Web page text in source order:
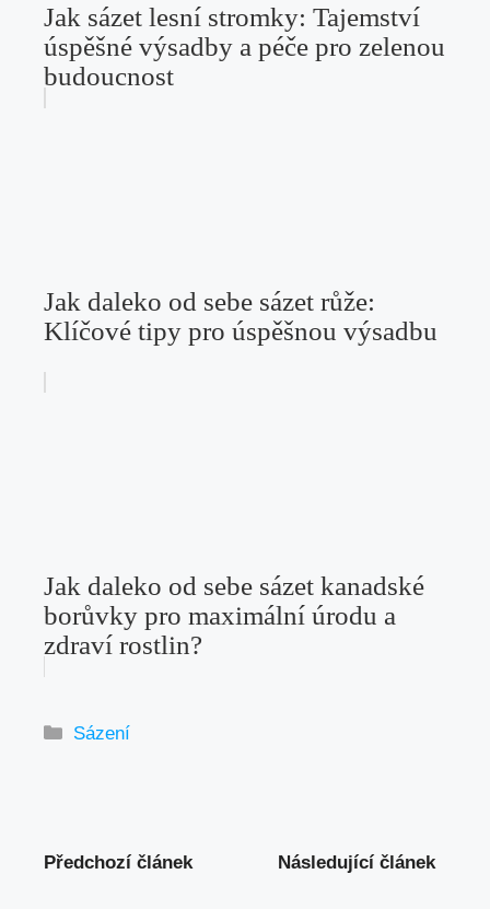
Jak sázet lesní stromky: Tajemství
úspěšné výsadby a péče pro zelenou
budoucnost
Jak daleko od sebe sázet růže:
Klíčové tipy pro úspěšnou výsadbu
Jak daleko od sebe sázet kanadské
borůvky pro maximální úrodu a
zdraví rostlin?
Rubriky
Sázení
Předchozí článek Následující článek